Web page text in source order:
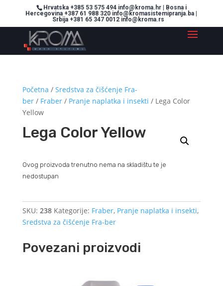
Hrvatska +385 53 575 494 info@kroma.hr | Bosna i
Hercegovina +387 61 988 320 info@kromasistemipranja.ba |
Srbija +381 65 347 0012 info@kroma.rs
Početna / Sredstva za čišćenje Fra-
ber/ Fraber/ Pranje naplatka i insekti / Lega Color
Yellow
Lega Color Yellow
Ovog proizvoda trenutno nema na skladištu te je
nedostupan
SKU: 238 Kategorije: Fraber, Pranje naplatka i insekti,
Sredstva za čišćenje Fra-ber
Povezani proizvodi